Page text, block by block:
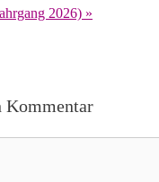
2026) »
Kommentar